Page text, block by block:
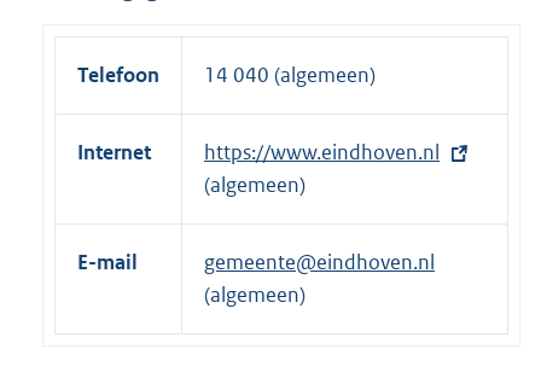
Telefoon 14 040 (algemeen)
Internet
E
x
t
r
e
https://www.eindhoven.nl
(algemeen)
E-mail
gemeente@eindhoven.nl
(algemeen)